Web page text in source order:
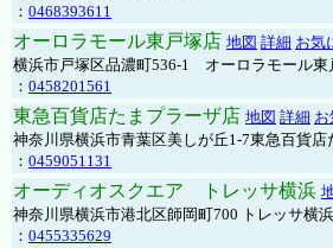
： 0468393611
オーロラモール東戸塚店 地図 詳細 お気
横浜市戸塚区品濃町536-1 オーロラモール東
： 0458201561
東急百貨店たまプラーザ店 地図 詳細
神奈川県横浜市青葉区美しが丘1-7東急百貨店
： 0459051131
オーディオスクエア トレッサ横浜
神奈川県横浜市港北区師岡町700 トレッサ
： 0455335629